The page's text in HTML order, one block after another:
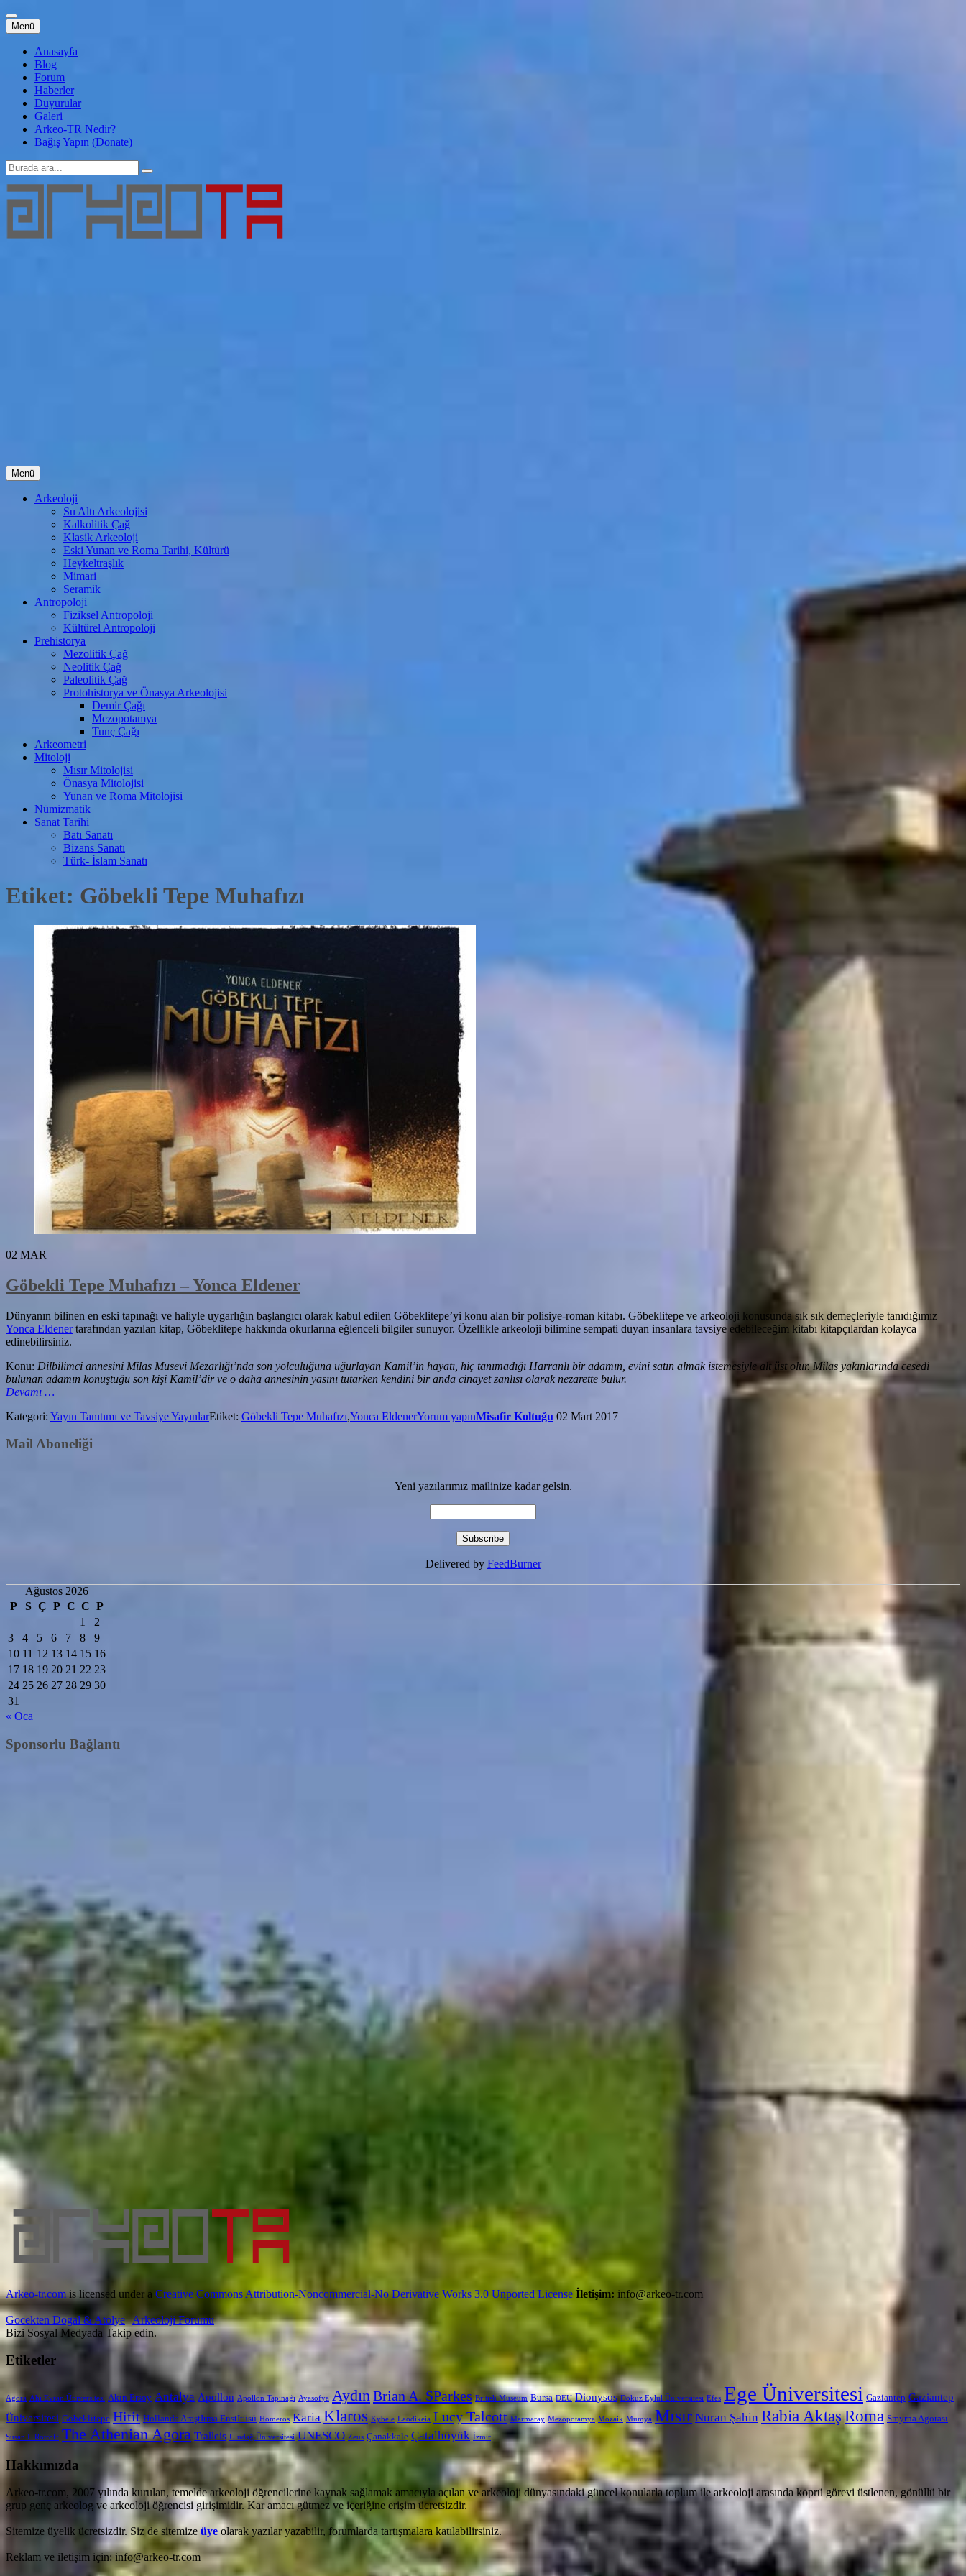
Menü İçeriğe
atla
Anasayfa
Blog
Forum
Haberler
Duyurular
Galeri
Arkeo-TR Nedir?
Bağış Yapın (Donate)
Arama:
Menü İçeriğe
atla
Arkeoloji
Su Altı Arkeolojisi
Kalkolitik Çağ
Klasik Arkeoloji
Eski Yunan ve Roma Tarihi, Kültürü
Heykeltraşlık
Mimari
Seramik
Antropoloji
Fiziksel Antropoloji
Kültürel Antropoloji
Prehistorya
Mezolitik Çağ
Neolitik Çağ
Paleolitik Çağ
Protohistorya ve Önasya Arkeolojisi
Demir Çağı
Mezopotamya
Tunç Çağı
Arkeometri
Mitoloji
Mısır Mitolojisi
Önasya Mitolojisi
Yunan ve Roma Mitolojisi
Nümizmatik
Sanat Tarihi
Batı Sanatı
Bizans Sanatı
Türk- İslam Sanatı
Etiket: Göbekli Tepe Muhafızı
02 MAR
Göbekli Tepe Muhafızı – Yonca Eldener
Dünyanın bilinen en eski tapınağı ve haliyle uygarlığın başlangıcı olarak kabul edilen Göbeklitepe’yi konu alan bir polisiye-roman kitabı. Göbeklitepe ve arkeoloji konusunda sık sık demeçleriyle tanıdığımız
Yonca Eldenertarafından yazılan kitap, Göbeklitepe hakkında okurlarına eğlenceli bilgiler sunuyor. Özellikle arkeoloji bilimine sempati duyan insanlara tavsiye edebileceğim kitabı kitapçılardan kolayca
edinebilirsiniz.
Konu: Dilbilimci annesini Milas Musevi Mezarlığı’nda son yolculuğuna uğurlayan Kamil’in hayatı, hiç tanımadığı Harranlı bir adamın, evini satın almak istemesiyle alt üst olur. Milas yakınlarında cesedi
bulunan adamın konuştuğu son kişi Kamil’dir ve o daha annesinin yasını tutarken kendini bir anda cinayet zanlısı olarak nezarette bulur.
Devamı
Muhafızı
Yonca
…
Kategori: Yayın Tanıtımı ve Tavsiye YayınlarEtiket: Göbekli Tepe Muhafızı,Yonca EldenerYorum yapınMisafir Koltuğu 02 Mart 2017
Mail Aboneliği
Yeni yazılarımız mailinize kadar gelsin.
Delivered by FeedBurner
Ağustos 2026
P
S Ç P C C P
1
2
3
4 5 6 7 8
9
10 11 12 13 14 15 16
17 18 19 20 21 22 23
24 25 26 27 28 29 30
31
« Oca
Sponsorlu Bağlantı
Arkeo-tr.comis licensed under a Creative Commons Attribution-Noncommercial-No Derivative Works 3.0 Unported License İletişim: info@arkeo-tr.com
Gocekten Dogal & Atolye|Arkeoloji Forumu
Bizi Sosyal Medyada Takip edin.
Etiketler
Agora Ahi Evran Üniversitesi Akın Ersoy Antalya Apollon Apollon Tapınağı Ayasofya AydınBrian A. SParkes British Museum Bursa DEU Dionysos Dokuz Eylül Üniversitesi Efes Ege Üniversitesi Gaziantep Gaziantep
Üniversitesi Göbeklitepe Hitit Hollanda AraştIrma Enstİtüsü Homeros Karia Klaros Kybele Laodikeia Lucy Talcott Marmaray Mezopotamya Mozaik Mumya Mısır Nuran Şahin Rabia AktaşRoma Smyrna Agorası
Susan I. Rotroff The Athenian Agora Tralleis Uludağ Üniversitesi UNESCO Zeus Çanakkale Çatalhöyük İzmir
Hakkımızda
Arkeo-tr.com, 2007 yılında kurulan, temelde arkeoloji öğrencilerine kaynak sağlamak amacıyla açılan ve arkeoloji dünyasındaki güncel konularla toplum ile arkeoloji arasında köprü görevi üstlenen, gönüllü bir
grup genç arkeolog ve arkeoloji öğrencisi girişimidir. Kar amacı gütmez ve içeriğine erişim ücretsizdir.
Sitemize üyelik ücretsizdir. Siz de sitemizeüye olarak yazılar yazabilir, forumlarda tartışmalara katılabilirsiniz.
Reklam ve iletişim için: info@arkeo-tr.com